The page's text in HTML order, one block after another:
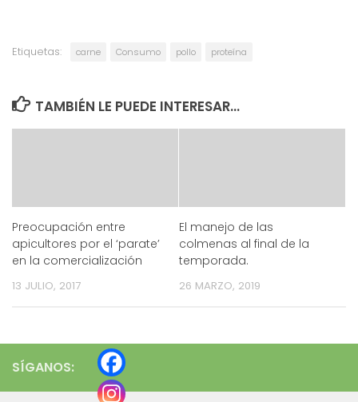
Etiquetas: carne Consumo pollo proteína
TAMBIÉN LE PUEDE INTERESAR...
Preocupación entre
apicultores por el ‘parate’
en la comercialización
13 JULIO, 2017
El manejo de las
colmenas al final de la
temporada.
26 MARZO, 2019
SÍGANOS: